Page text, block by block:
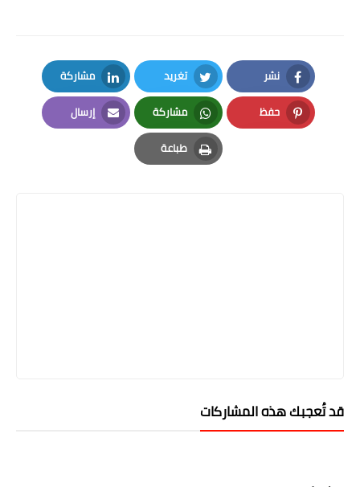
نشر
Facebook
تغريد
Twitter
مشاركة
LinkedIn
حفظ
Pinterest
مشاركة
Whatsapp
إرسال
Email
طباعة
Print
قد تُعجبك هذه المشاركات